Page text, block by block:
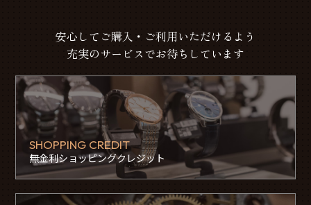
安心してご購入・ご利用いただけるよう
充実のサービスでお待ちしています
SHOPPING CREDIT
無金利ショッピングクレジット